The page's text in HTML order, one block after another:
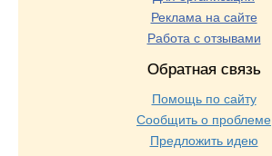
Реклама на сайте
Работа с отзывами
Обратная связь
Помощь по сайту
Сообщить о проблеме
Предложить идею